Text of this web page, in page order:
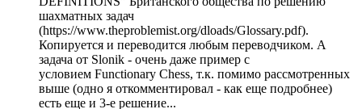
шахматных задач
(https://www.theproblemist.org/dloads/Glossary.pdf).
Копируется и переводится любым переводчиком. А
задача от Slonik - очень даже пример с
условием Functionary Chess, т.к. помимо рассмотренных
выше (одно я откомментировал - как еще подробнее)
есть еще и 3-е решение...